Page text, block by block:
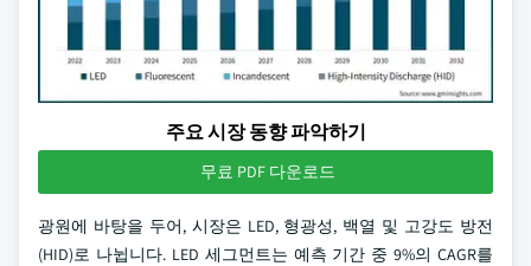
주요 시장 동향 파악하기
무료 PDF 다운로드
광원에 바탕을 두어, 시장은 LED, 형광성, 백열 및 고강도 방전
(HID)로 나뉩니다. LED 세그먼트는 예측 기간 중 9%의 CAGR를